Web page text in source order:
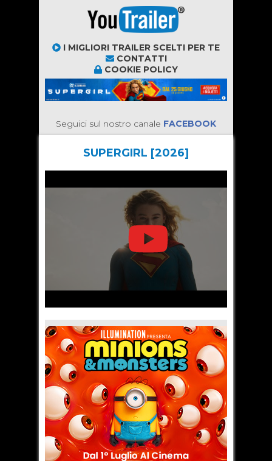
I MIGLIORI TRAILER SCELTI PER TE
CONTATTI
COOKIE POLICY
Seguici sul nostro canale FACEBOOK
SUPERGIRL [2026]